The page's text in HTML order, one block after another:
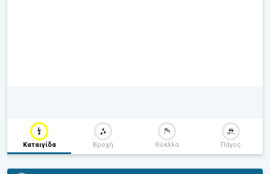
Καταιγίδα Βροχή Θύελλα Πάγος